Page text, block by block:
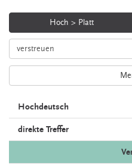
Hoch > Platt
Hochdeutsch
direkte Treffer